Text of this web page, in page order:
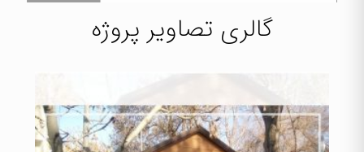
گالری تصاویر پروژه